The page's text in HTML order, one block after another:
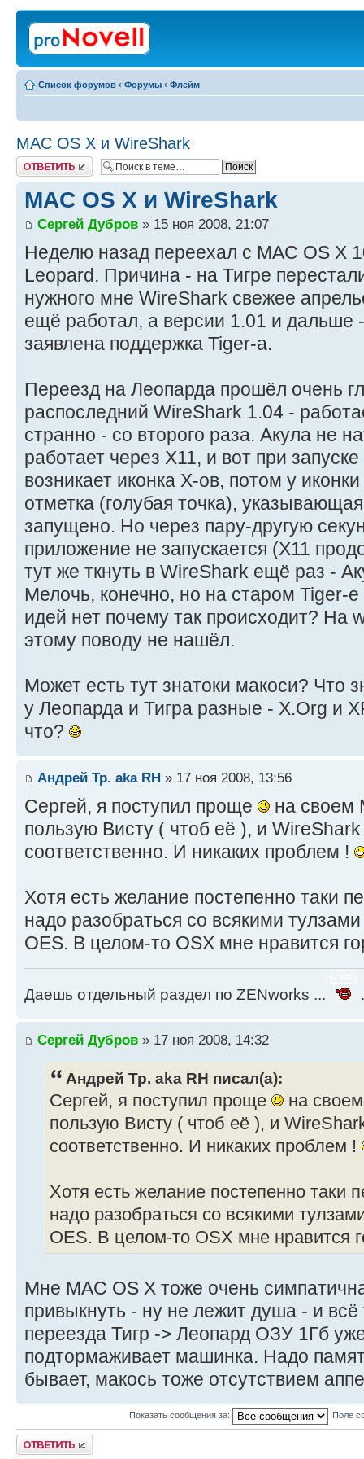
Список форумов ‹ Форумы ‹ Флейм
MAC OS X и WireShark
Ответить
MAC OS X и WireShark
Сергей Дубров » 15 ноя 2008, 21:07
Неделю назад переехал с MAC OS X
Leopard. Причина - на Тигре
нужного мне WireShark свежее
ещё работал, а версии 1.01 и дальше
заявлена поддержка Tiger-а.
Переезд на Леопарда прошёл очень
распоследний WireShark 1.04 -
странно - со второго раза. Акула не
работает через X11, и вот при
возникает иконка X-ов, потом у
отметка (голубая точка),
запущено. Но через пару-другую
приложение не запускается (X11
тут же ткнуть в WireShark ещё раз -
Мелочь, конечно, но на старом Tiger-е
идей нет почему так происходит? На
этому поводу не нашёл.
Может есть тут знатоки макоси? Что
у Леопарда и Тигра разные - X.Org и
что?
Андрей Тр. aka RH » 17 ноя 2008, 13:56
Сергей, я поступил проще
на своем
пользую Висту ( чтоб её ), и
соответственно. И никаких проблем !
Хотя есть желание постепенно таки
надо разобраться со всякими
OES. В целом-то OSX мне нравится
Даешь отдельный раздел по ZENworks ...
Сергей Дубров » 17 ноя 2008, 14:32
Андрей Тр. aka RH писал(а):
Сергей, я поступил проще
на
пользую Висту ( чтоб её ), и
соответственно. И никаких проблем !
Хотя есть желание постепенно таки
надо разобраться со всякими
OES. В целом-то OSX мне нравится
Мне MAC OS X тоже очень
привыкнуть - ну не лежит душа - и
переезда Тигр -> Леопард ОЗУ 1Гб
подтормаживает машинка. Надо
бывает, макось тоже отсутствием
Показать сообщения за: Поле
Ответить